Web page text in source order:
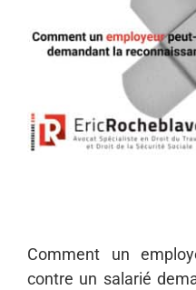
Comment un
contre un salarié